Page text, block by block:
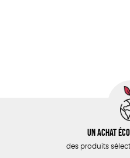
Un achat
des produits